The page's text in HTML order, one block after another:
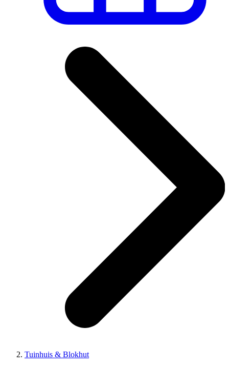
Tuinhuis & Blokhut